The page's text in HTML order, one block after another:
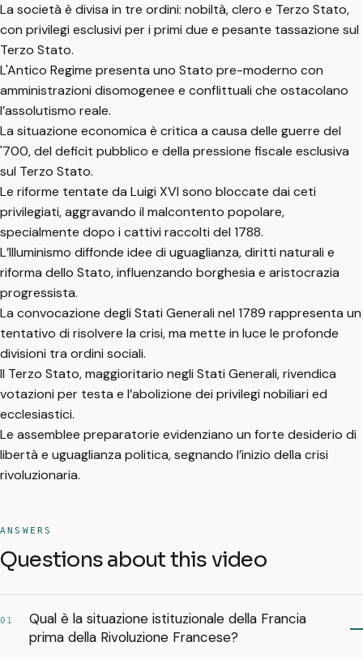
La società è divisa in tre ordini: nobiltà, clero e Terzo Stato,
con privilegi esclusivi per i primi due e pesante tassazione sul
Terzo Stato.
L'Antico Regime presenta uno Stato pre-moderno con
amministrazioni disomogenee e conflittuali che ostacolano
l’assolutismo reale.
La situazione economica è critica a causa delle guerre del
'700, del deficit pubblico e della pressione fiscale esclusiva
sul Terzo Stato.
Le riforme tentate da Luigi XVI sono bloccate dai ceti
privilegiati, aggravando il malcontento popolare,
specialmente dopo i cattivi raccolti del 1788.
L’Illuminismo diffonde idee di uguaglianza, diritti naturali e
riforma dello Stato, influenzando borghesia e aristocrazia
progressista.
La convocazione degli Stati Generali nel 1789 rappresenta un
tentativo di risolvere la crisi, ma mette in luce le profonde
divisioni tra ordini sociali.
Il Terzo Stato, maggioritario negli Stati Generali, rivendica
votazioni per testa e l’abolizione dei privilegi nobiliari ed
ecclesiastici.
Le assemblee preparatorie evidenziano un forte desiderio di
libertà e uguaglianza politica, segnando l’inizio della crisi
rivoluzionaria.
ANSWERS
Questions about this video
01
Qual è la situazione istituzionale della Francia
prima della Rivoluzione Francese?